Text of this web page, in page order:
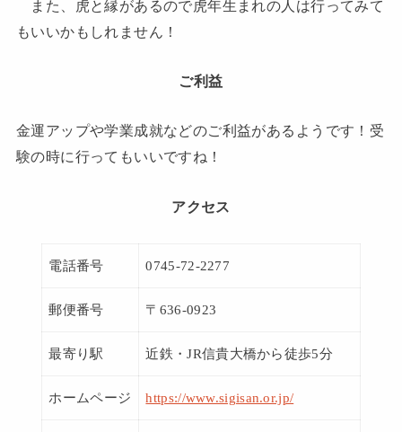
また、虎と縁があるので虎年生まれの人は行ってみて
もいいかもしれません！
ご利益
金運アップや学業成就などのご利益があるようです！受
験の時に行ってもいいですね！
アクセス
電話番号 0745-72-2277
郵便番号 〒636-0923
最寄り駅 近鉄・JR信貴大橋から徒歩5分
ホームページ https://www.sigisan.or.jp/